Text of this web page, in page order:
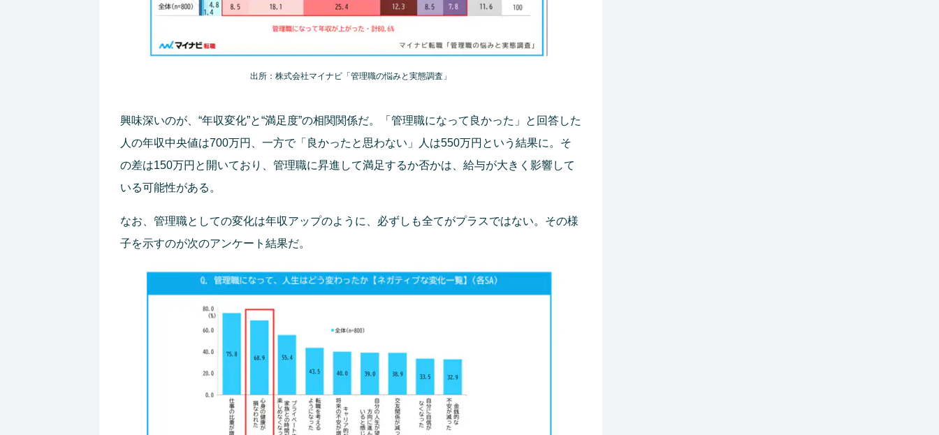
出所：株式会社マイナビ「管理職の悩みと実態調査」
興味深いのが、“年収変化”と“満足度”の相関関係だ。「管理職になって良かった」と回答した
人の年収中央値は700万円、一方で「良かったと思わない」人は550万円という結果に。そ
の差は150万円と開いており、管理職に昇進して満足するか否かは、給与が大きく影響して
いる可能性がある。
なお、管理職としての変化は年収アップのように、必ずしも全てがプラスではない。その様
子を示すのが次のアンケート結果だ。